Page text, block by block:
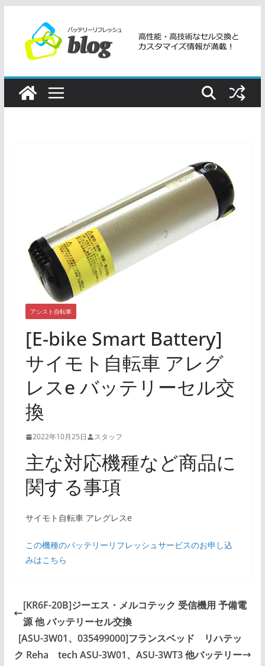
ツ
アシスト自転車
[E-bike Smart Battery]
サイモト自転車 アレグ
レスe バッテリーセル交
換
2022年10月25日 スタッフ
主な対応機種など商品に
関する事項
サイモト自転車 アレグレスe
この機種のバッテリーリフレッシュサービスのお申し込
みはこちら
[KR6F-20B]ジーエス・メルコテック 受信機用 予備電
源 他 バッテリーセル交換
[ASU-3W01、035499000]フランスベッド リハテッ
ク Reha tech ASU-3W01、ASU-3WT3 他バッテリー